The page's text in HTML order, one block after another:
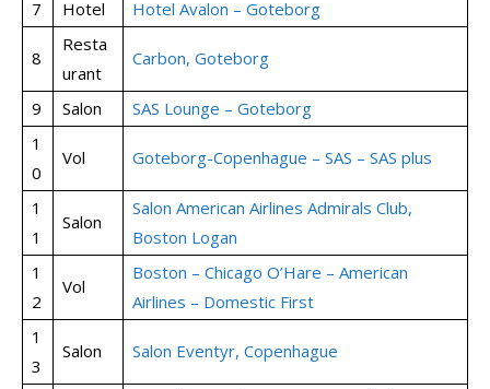
7
Hotel Hotel Avalon – Goteborg
8
Resta
urant
Carbon, Goteborg
9 Salon
SAS Lounge – Goteborg
1
0
Vol Goteborg-Copenhague – SAS – SAS plus
1
1
Salon
Salon American Airlines Admirals Club,
Boston Logan
1
2
Vol
Boston – Chicago O’Hare – American
Airlines – Domestic First
1
3
Salon Salon Eventyr, Copenhague